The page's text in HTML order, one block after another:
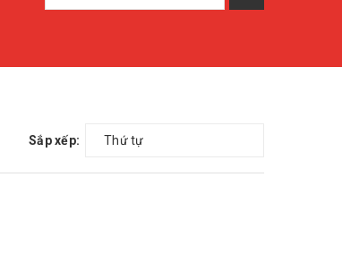
Sắp xếp: Thứ tự